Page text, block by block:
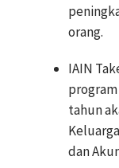
orang.
IAIN
tahun
dan